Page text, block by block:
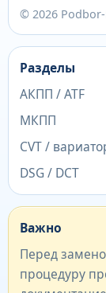
© 2026
Разделы
АКПП / ATF
МКПП
CVT /
DSG / DCT
Важно
Перед
процедуру